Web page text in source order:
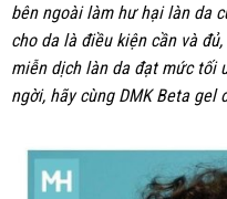
bên ngoài làm hư hại làn da
cho da là điều kiện cần và
miễn dịch làn da đạt mức tối
ngời, hãy cùng DMK Beta gel